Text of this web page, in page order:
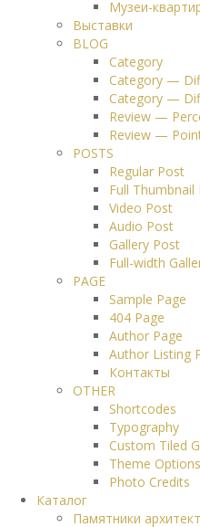
Музеи-
Выставки
BLOG
Category
Category —
Category —
Review —
Review —
POSTS
Regular Post
Full Thumbnail
Video Post
Audio Post
Gallery Post
Full-width
PAGE
Sample Page
404 Page
Author Page
Author Listing
Контакты
OTHER
Shortcodes
Typography
Custom Tiled
Theme Options
Photo Credits
Каталог
Памятники